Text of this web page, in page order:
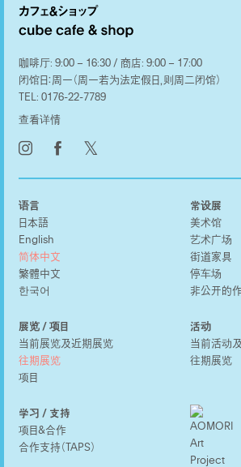
咖啡厅: 9:00 – 16:30 / 商店: 9:00 – 17:00
闭馆日：周一（周一若为法定假日，则周二闭馆）
TEL: 0176-22-7789
查看详情
𝕏
语言
日本語
English
简体中文
繁體中文
한국어
常设展
美术馆
艺术广场
街道家具
停车场
非公开的
展览 / 项目
当前展览及近期展览
往期展览
项目
活动
当前活动
往期展览
学习 / 支持
项目&合作
合作支持（TAPS）